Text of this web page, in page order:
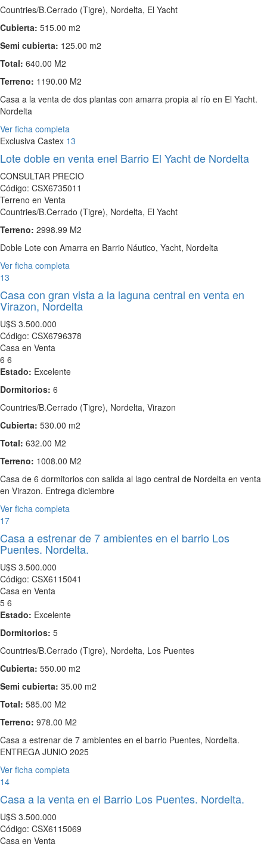
Countries/B.Cerrado (Tigre), Nordelta, El Yacht
Cubierta: 515.00 m2
Semi cubierta: 125.00 m2
Total: 640.00 M2
Terreno: 1190.00 M2
Casa a la venta de dos plantas con amarra propia al río en El Yacht.
Nordelta
Ver ficha completa
Exclusiva Castex 13
Lote doble en venta enel Barrio El Yacht de Nordelta
CONSULTAR PRECIO
Código: CSX6735011
Terreno en Venta
Countries/B.Cerrado (Tigre), Nordelta, El Yacht
Terreno: 2998.99 M2
Doble Lote con Amarra en Barrio Náutico, Yacht, Nordelta
Ver ficha completa
13
Casa con gran vista a la laguna central en venta en
Virazon, Nordelta
U$S 3.500.000
Código: CSX6796378
Casa en Venta
6 6
Estado: Excelente
Dormitorios: 6
Countries/B.Cerrado (Tigre), Nordelta, Virazon
Cubierta: 530.00 m2
Total: 632.00 M2
Terreno: 1008.00 M2
Casa de 6 dormitorios con salida al lago central de Nordelta en venta
en Virazon. Entrega diciembre
Ver ficha completa
17
Casa a estrenar de 7 ambientes en el barrio Los
Puentes. Nordelta.
U$S 3.500.000
Código: CSX6115041
Casa en Venta
5 6
Estado: Excelente
Dormitorios: 5
Countries/B.Cerrado (Tigre), Nordelta, Los Puentes
Cubierta: 550.00 m2
Semi cubierta: 35.00 m2
Total: 585.00 M2
Terreno: 978.00 M2
Casa a estrenar de 7 ambientes en el barrio Puentes, Nordelta.
ENTREGA JUNIO 2025
Ver ficha completa
14
Casa a la venta en el Barrio Los Puentes. Nordelta.
U$S 3.500.000
Código: CSX6115069
Casa en Venta